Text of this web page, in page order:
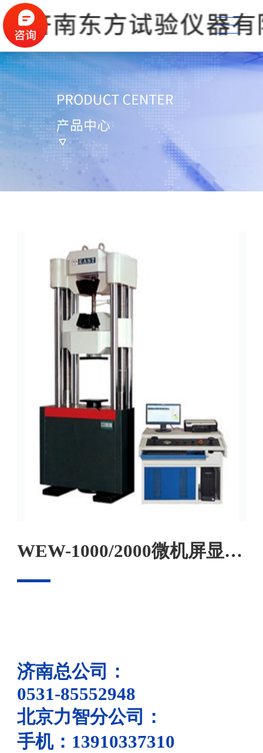
WEW-1000/2000微机屏显液压万能试验机
济南总公司：
0531-85552948
北京力智分公司：
手机：13910337310